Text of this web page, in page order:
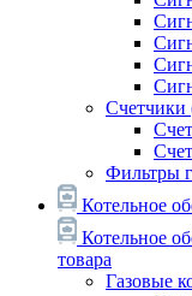
Счетчики
Фильтры
Котельное
Котельное
товара
Газовые